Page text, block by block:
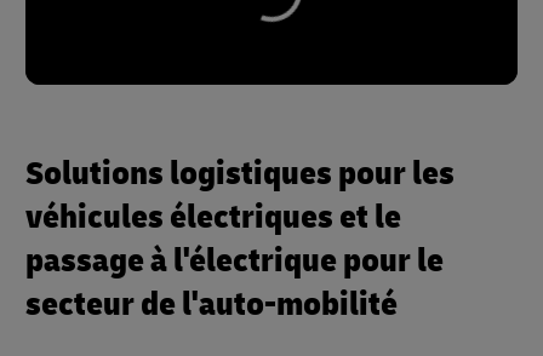
Solutions logistiques pour les
véhicules électriques et le
passage à l'électrique pour le
secteur de l'auto-mobilité